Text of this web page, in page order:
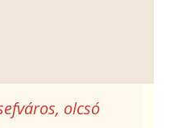
olcsó